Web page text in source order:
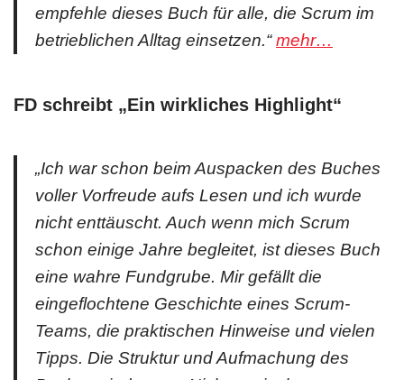
empfehle dieses Buch für alle, die Scrum im
betrieblichen Alltag einsetzen.“mehr…
FD schreibt „Ein wirkliches Highlight“
„Ich war schon beim Auspacken des Buches
voller Vorfreude aufs Lesen und ich wurde
nicht enttäuscht. Auch wenn mich Scrum
schon einige Jahre begleitet, ist dieses Buch
eine wahre Fundgrube. Mir gefällt die
eingeflochtene Geschichte eines Scrum-
Teams, die praktischen Hinweise und vielen
Tipps. Die Struktur und Aufmachung des